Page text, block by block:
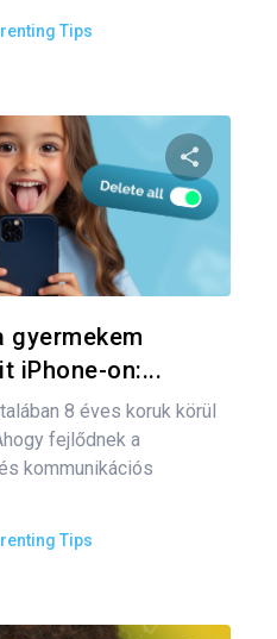
Tips
Oszd
gyermekem
iPhone-on:...
8 éves koruk körül
fejlődnek a
kommunikációs
Tips